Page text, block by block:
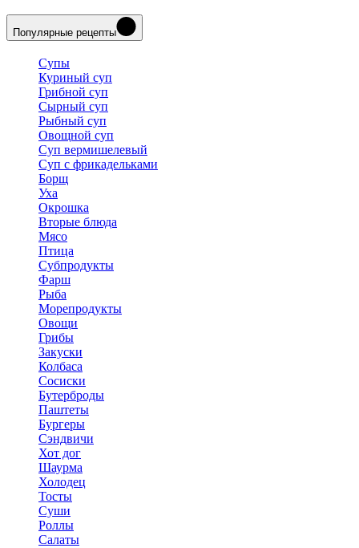
Популярные рецепты
Супы
Куриный суп
Грибной суп
Сырный суп
Рыбный суп
Овощной суп
Суп вермишелевый
Суп с фрикадельками
Борщ
Уха
Окрошка
Вторые блюда
Мясо
Птица
Субпродукты
Фарш
Рыба
Морепродукты
Овощи
Грибы
Закуски
Колбаса
Сосиски
Бутерброды
Паштеты
Бургеры
Сэндвичи
Хот дог
Шаурма
Холодец
Тосты
Суши
Роллы
Салаты